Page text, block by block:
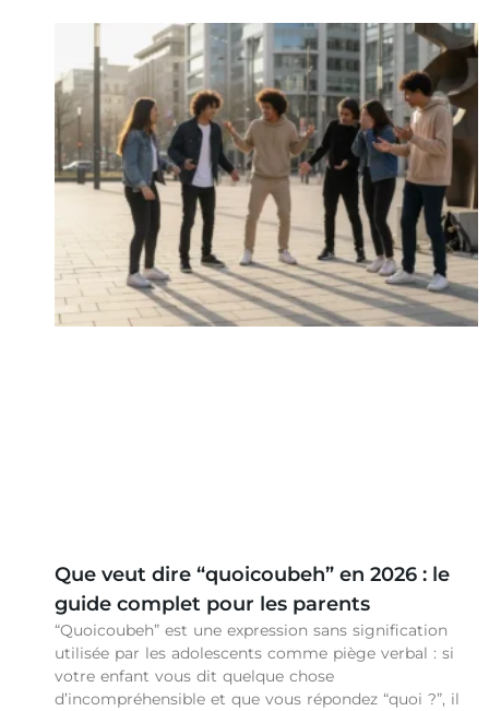
Que veut dire “quoicoubeh” en 2026 : le
guide complet pour les parents
“Quoicoubeh” est une expression sans signification
utilisée par les adolescents comme piège verbal : si
votre enfant vous dit quelque chose
d’incompréhensible et que vous répondez “quoi ?”, il